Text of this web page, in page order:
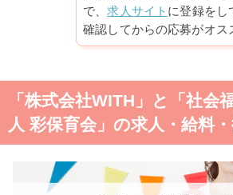
で、求人サイト に登録をし
確認してからの応募がオス
「株式会社WITH」と「社会
人 彩保育会」の求人・給料